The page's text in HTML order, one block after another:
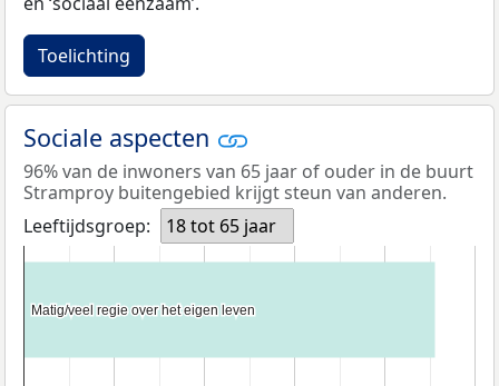
Toelichting
Sociale aspecten
96% van de inwoners van 65 jaar of ouder in de buurt
Stramproy buitengebied krijgt steun van anderen.
Leeftijdsgroep:
18 tot 65 jaar
Matig/veel regie over het eigen leven
Matig/veel regie over het eigen leven